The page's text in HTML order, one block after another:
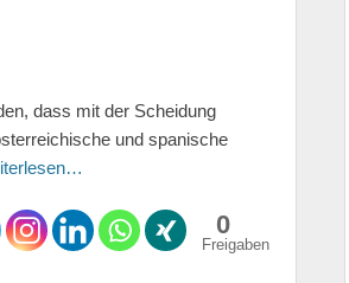
dass mit der Scheidung
und spanische
0
Freigaben